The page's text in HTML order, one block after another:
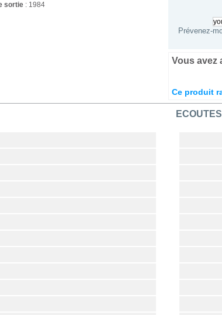
sortie : 1984
Prévenez-
Vous avez
Ce produit
ECOUTES